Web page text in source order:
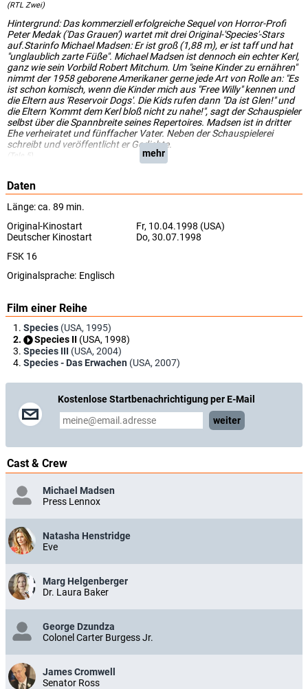
(RTL Zwei)
Hintergrund: Das kommerziell erfolgreiche Sequel von Horror-Profi
Peter Medak ('Das Grauen') wartet mit drei Original-'Species'-Stars
auf.Starinfo Michael Madsen: Er ist groß (1,88 m), er ist taff und hat
"unglaublich zarte Füße". Michael Madsen ist dennoch ein echter Kerl,
ganz wie sein Vorbild Robert Mitchum. Um "seine Kinder zu ernähren"
nimmt der 1958 geborene Amerikaner gerne jede Art von Rolle an: "Es
ist schon komisch, wenn die Kinder mich aus "Free Willy" kennen und
die Eltern aus 'Reservoir Dogs'. Die Kids rufen dann "Da ist Glen!" und
die Eltern 'Kommt dem Kerl bloß nicht zu nahe!", sagt der Schauspieler
selbst über die Spannbreite seines Repertoires. Madsen ist in dritter
Ehe verheiratet und fünffacher Vater. Neben der Schauspielerei
schreibt und veröffentlicht er Gedichte.
(Tele 5) mehr
Daten
Länge: ca. 89 min.
Original-Kinostart
Fr, 10.04.1998 (USA)
Deutscher Kinostart
Do, 30.07.1998
FSK 16
Originalsprache: Englisch
Film einer Reihe
Species (USA, 1995)
Species II (USA, 1998)
Species III (USA, 2004)
Species - Das Erwachen (USA, 2007)
Kostenlose Startbenachrichtigung per E-Mail
weiter
Cast & Crew
Michael Madsen
Press Lennox
Natasha Henstridge
Eve
Marg Helgenberger
Dr. Laura Baker
George Dzundza
Colonel Carter Burgess Jr.
James Cromwell
Senator Ross